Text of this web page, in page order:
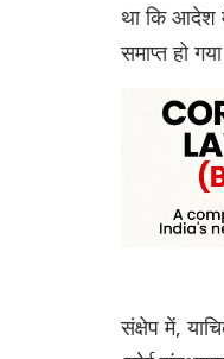
था कि आदेश
समाप्त हो
संक्षेप में,